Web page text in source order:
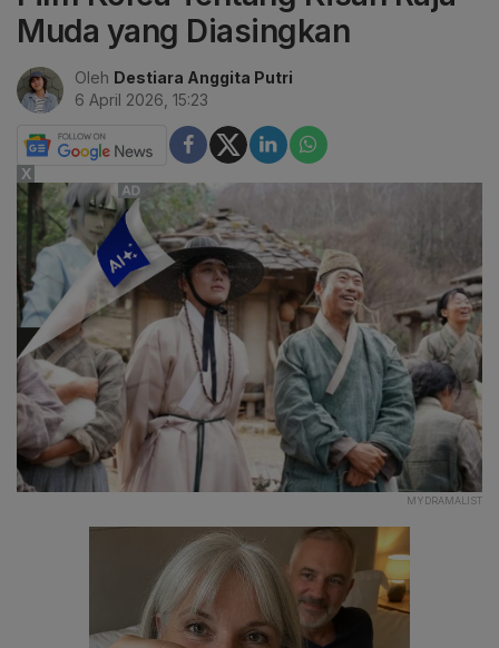
Muda yang Diasingkan
Oleh Destiara Anggita Putri
6 April 2026, 15:23
MYDRAMALIST
X